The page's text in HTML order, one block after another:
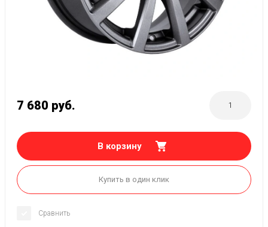
7 680 руб.
В корзину
Купить в один клик
Сравнить